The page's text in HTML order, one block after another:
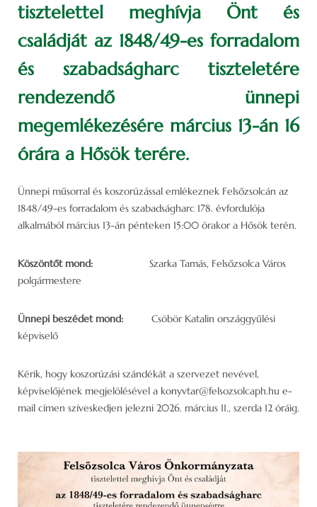
tisztelettel meghívja Önt és
családját az 1848/49-es forradalom
és szabadságharc tiszteletére
rendezendő ünnepi
megemlékezésére március 13-án 16
órára a Hősök terére.
Ünnepi műsorral és koszorúzással emlékeznek Felsőzsolcán az
1848/49-es forradalom és szabadságharc 178. évfordulója
alkalmából március 13-án pénteken 15:00 órakor a Hősök terén.
Köszöntőt mond: Szarka Tamás, Felsőzsolca Város
polgármestere
Ünnepi beszédet mond: Csöbör Katalin országgyűlési
képviselő
Kérik, hogy koszorúzási szándékát a szervezet nevével,
képviselőjének megjelölésével a konyvtar@felsozsolcaph.hu e-
mail címen szíveskedjen jelezni 2026. március 11., szerda 12 óráig.